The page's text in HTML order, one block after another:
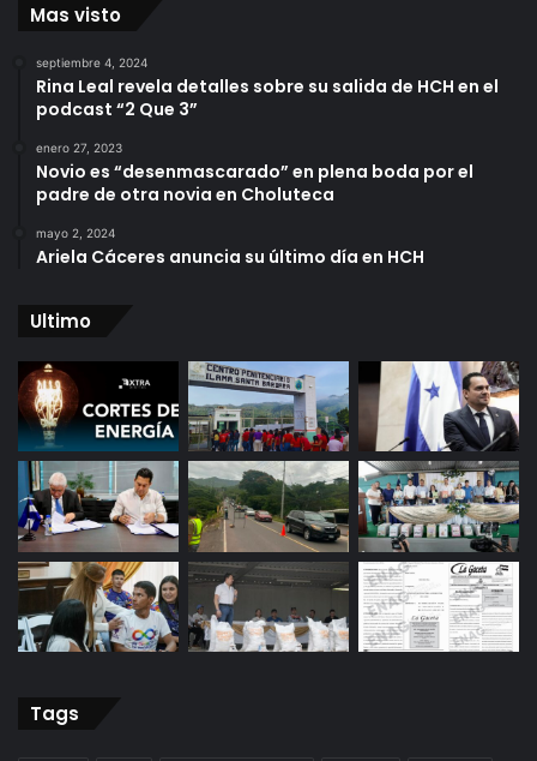
Mas visto
septiembre 4, 2024
Rina Leal revela detalles sobre su salida de HCH en el
podcast “2 Que 3”
enero 27, 2023
Novio es “desenmascarado” en plena boda por el
padre de otra novia en Choluteca
mayo 2, 2024
Ariela Cáceres anuncia su último día en HCH
Ultimo
Tags